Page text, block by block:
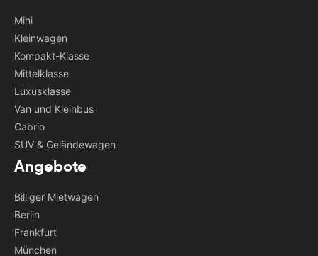
Mini
Kleinwagen
Kompakt-Klasse
Mittelklasse
Luxusklasse
Van und Kleinbus
Cabrio
SUV & Geländewagen
Angebote
Billiger Mietwagen
Berlin
Frankfurt
München